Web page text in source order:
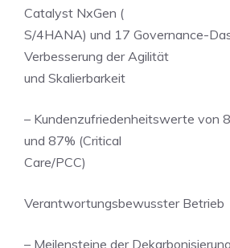
Catalyst NxGen (
S/4HANA) und 17 Governance-
Verbesserung der Agilität
und Skalierbarkeit
– Kundenzufriedenheitswerte von
und 87% (Critical
Care/PCC)
Verantwortungsbewusster Betrieb
– Meilensteine der